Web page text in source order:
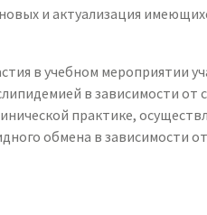
и актуализация
в учебном мероприятии
в зависимости от
практике,
обмена в зависимости